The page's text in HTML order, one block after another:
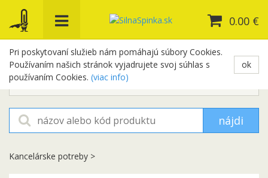
Pri poskytovaní služieb nám pomáhajú súbory Cookies.
Používaním našich stránok vyjadrujete svoj súhlas s
používaním Cookies. (viac info)
ok
0.00 €
+421 948 654 329
objednavky@silnaspinka.sk
nájdi
Kancelárske potreby >